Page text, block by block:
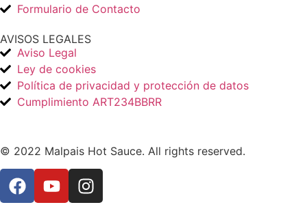
Formulario de Contacto
AVISOS LEGALES
Aviso Legal
Ley de cookies
Política de privacidad y protección de datos
Cumplimiento ART234BBRR
© 2022 Malpais Hot Sauce. All rights reserved.